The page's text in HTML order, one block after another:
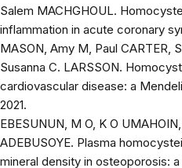
Salem MACHGHOUL.
inflammation in acute coronary
MASON, Amy M, Paul CARTER,
Susanna C. LARSSON.
cardiovascular disease: a
2021.
EBESUNUN, M O, K O
ADEBUSOYE. Plasma
mineral density in osteoporosis: